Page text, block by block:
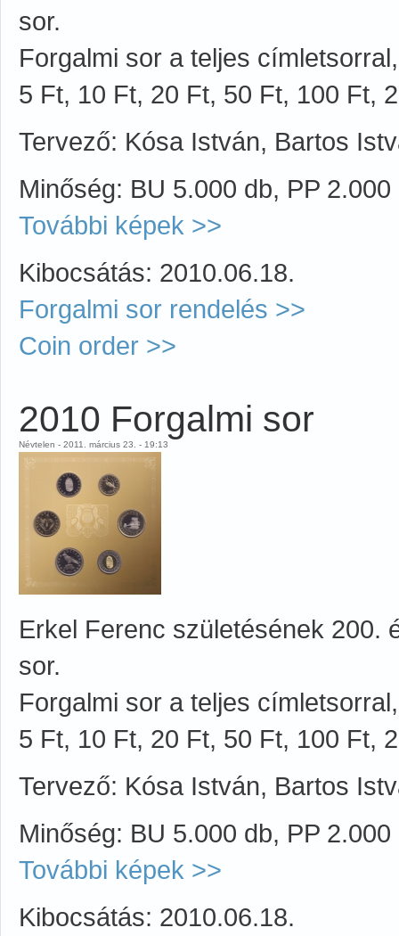
sor.
Forgalmi sor a teljes
5 Ft, 10 Ft, 20 Ft, 50 Ft, 100 Ft,
Tervező: Kósa István, Bartos
Minőség: BU 5.000 db, PP 2.000
További képek >>
Kibocsátás: 2010.06.18.
Forgalmi sor rendelés >>
Coin order >>
2010 Forgalmi sor
Névtelen - 2011. március 23. - 19:13
Erkel Ferenc születésének 200.
sor.
Forgalmi sor a teljes
5 Ft, 10 Ft, 20 Ft, 50 Ft, 100 Ft,
Tervező: Kósa István, Bartos
Minőség: BU 5.000 db, PP 2.000
További képek >>
Kibocsátás: 2010.06.18.